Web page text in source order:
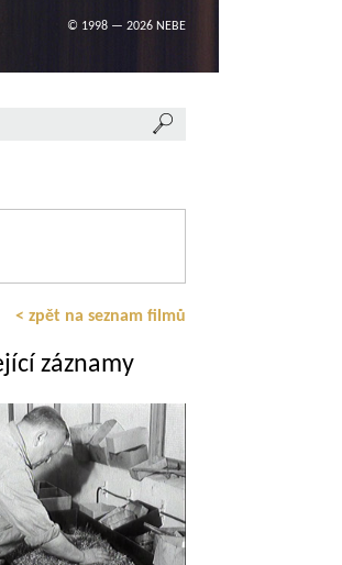
© 1998 — 2026 NEBE
< zpět na seznam filmů
záznamy